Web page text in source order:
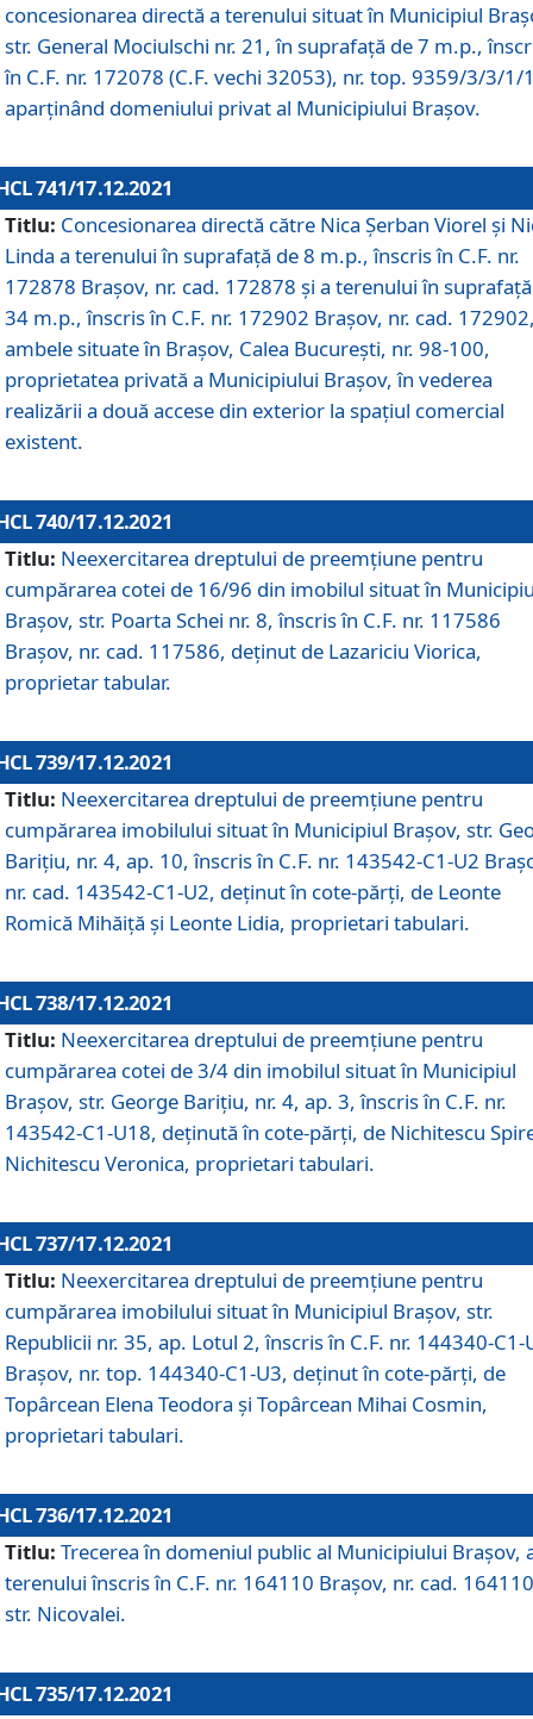
concesionarea directă a terenului situat în Municipiul
str. General Mociulschi nr. 21, în suprafață de 7 m.p.,
în C.F. nr. 172078 (C.F. vechi 32053), nr. top. 9359/3/3/1/
aparținând domeniului privat al Municipiului Brașov.
741/17.12.2021
Titlu: Concesionarea directă către Nica Șerban Viorel și
Linda a terenului în suprafață de 8 m.p., înscris în C.F. nr.
172878 Brașov, nr. cad. 172878 și a terenului în
34 m.p., înscris în C.F. nr. 172902 Brașov, nr. cad.
ambele situate în Brașov, Calea București, nr. 98-100,
proprietatea privată a Municipiului Brașov, în vederea
realizării a două accese din exterior la spațiul comercial
existent.
740/17.12.2021
Titlu: Neexercitarea dreptului de preemţiune pentru
cumpărarea cotei de 16/96 din imobilul situat în
Braşov, str. Poarta Schei nr. 8, înscris în C.F. nr. 117586
Brașov, nr. cad. 117586, deținut de Lazariciu Viorica,
proprietar tabular.
739/17.12.2021
Titlu: Neexercitarea dreptului de preemţiune pentru
cumpărarea imobilului situat în Municipiul Braşov, str.
Barițiu, nr. 4, ap. 10, înscris în C.F. nr. 143542-C1-U2
nr. cad. 143542-C1-U2, deținut în cote-părți, de Leonte
Romică Mihăiță și Leonte Lidia, proprietari tabulari.
738/17.12.2021
Titlu: Neexercitarea dreptului de preemţiune pentru
cumpărarea cotei de 3/4 din imobilul situat în Municipiul
Braşov, str. George Barițiu, nr. 4, ap. 3, înscris în C.F. nr.
143542-C1-U18, deținută în cote-părți, de Nichitescu
Nichitescu Veronica, proprietari tabulari.
737/17.12.2021
Titlu: Neexercitarea dreptului de preemţiune pentru
cumpărarea imobilului situat în Municipiul Braşov, str.
Republicii nr. 35, ap. Lotul 2, înscris în C.F. nr. 144340-C1-
Brașov, nr. top. 144340-C1-U3, deținut în cote-părți, de
Topârcean Elena Teodora și Topârcean Mihai Cosmin,
proprietari tabulari.
736/17.12.2021
Titlu: Trecerea în domeniul public al Municipiului Braşov,
terenului înscris în C.F. nr. 164110 Brașov, nr. cad.
str. Nicovalei.
735/17.12.2021